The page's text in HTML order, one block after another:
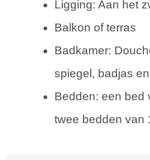
Ligging: Aan het
Balkon of terras
Badkamer:
spiegel, badjas
Bedden: een bed
twee bedden van